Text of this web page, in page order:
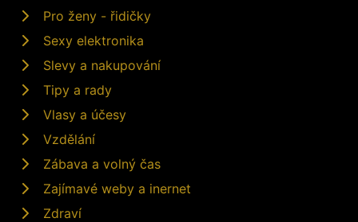
Pro ženy - řidičky
Sexy elektronika
Slevy a nakupování
Tipy a rady
Vlasy a účesy
Vzdělání
Zábava a volný čas
Zajímavé weby a inernet
Zdraví